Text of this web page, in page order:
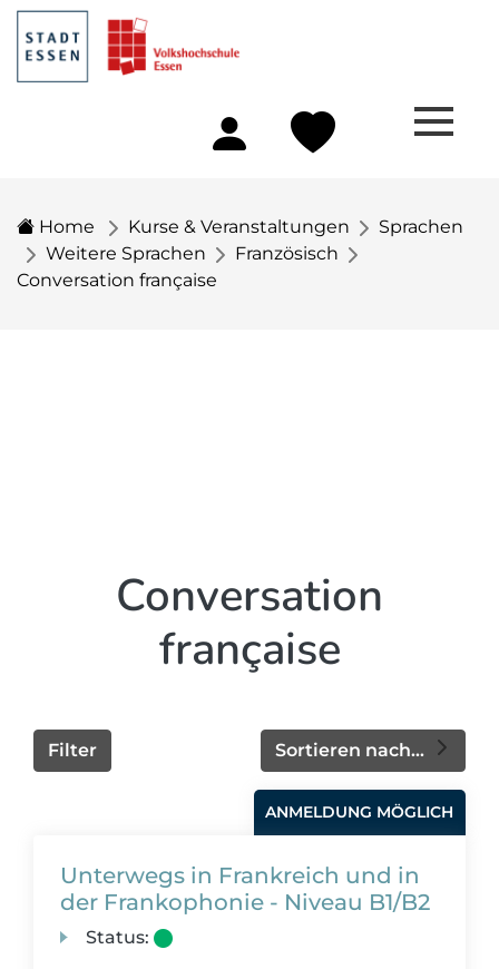
Home Kurse & Veranstaltungen
Sprachen
Weitere Sprachen
Französisch
Conversation française
Conversation
française
Sortieren nach...
Filter
ANMELDUNG MÖGLICH
Unterwegs in Frankreich und in
der Frankophonie - Niveau B1/B2
Status: